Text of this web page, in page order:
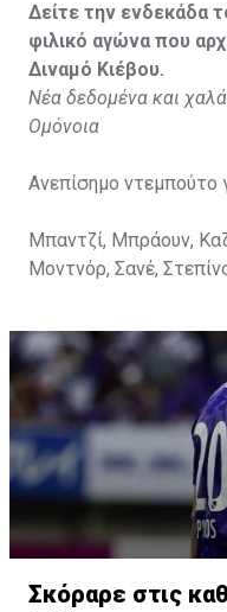
Δείτε την ενδεκάδα
φιλικό αγώνα που
Διναμό Κιέβου.
Νέα δεδομένα και
Ομόνοια
Ανεπίσημο ντεμπούτο
Μπαντζί, Μπράουν,
Μοντνόρ, Σανέ,
Σκόραρε στις